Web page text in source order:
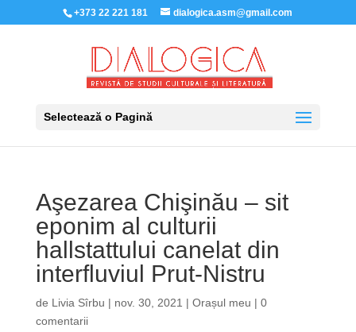
+373 22 221 181 dialogica.asm@gmail.com
Selectează o Pagină
Aşezarea Chişinău – sit
eponim al culturii
hallstattului canelat din
interfluviul Prut-Nistru
de Livia Sîrbu | nov. 30, 2021 | Orașul meu | 0
comentarii